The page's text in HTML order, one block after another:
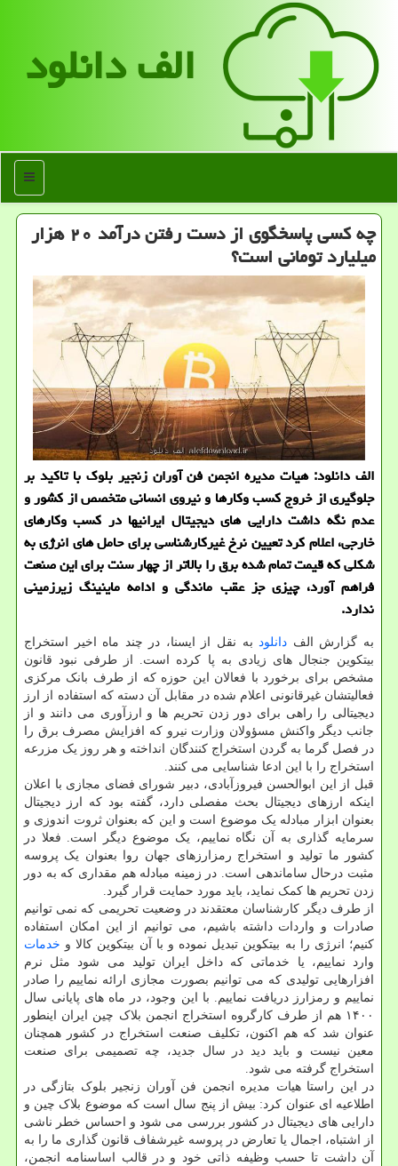
الف دانلود
منو
چه کسی پاسخگوی از دست رفتن درآمد ۲۰ هزار
میلیارد تومانی است؟
الف دانلود: هیات مدیره انجمن فن آوران زنجیر بلوک با تاکید بر
جلوگیری از خروج کسب وکارها و نیروی انسانی متخصص از کشور و
عدم نگه داشت دارایی های دیجیتال ایرانیها در کسب وکارهای
خارجی، اعلام کرد تعیین نرخ غیرکارشناسی برای حامل های انرژی به
شکلی که قیمت تمام شده برق را بالاتر از چهار سنت برای این صنعت
فراهم آورد، چیزی جز عقب ماندگی و ادامه ماینینگ زیرزمینی
ندارد.
به گزارش الف دانلودبه نقل از ایسنا، در چند ماه اخیر استخراج
بیتکوین جنجال های زیادی به پا کرده است. از طرفی نبود قانون
مشخص برای برخورد با فعالان این حوزه که از طرف بانک مرکزی
فعالیتشان غیرقانونی اعلام شده در مقابل آن دسته که استفاده از ارز
دیجیتالی را راهی برای دور زدن تحریم ها و ارزآوری می دانند و از
جانب دیگر واکنش مسؤولان وزارت نیرو که افزایش مصرف برق را
در فصل گرما به گردن استخراج کنندگان انداخته و هر روز یک مزرعه
استخراج را با این ادعا شناسایی می کنند.
قبل از این ابوالحسن فیروزآبادی، دبیر شورای فضای مجازی با اعلان
اینکه ارزهای دیجیتال بحث مفصلی دارد، گفته بود که ارز دیجیتال
بعنوان ابزار مبادله یک موضوع است و این که بعنوان ثروت اندوزی و
سرمایه گذاری به آن نگاه نماییم، یک موضوع دیگر است. فعلا در
کشور ما تولید و استخراج رمزارزهای جهان روا بعنوان یک پروسه
مثبت درحال ساماندهی است. در زمینه مبادله هم مقداری که به دور
زدن تحریم ها کمک نماید، باید مورد حمایت قرار گیرد.
از طرف دیگر کارشناسان معتقدند در وضعیت تحریمی که نمی توانیم
صادرات و واردات داشته باشیم، می توانیم از این امکان استفاده
کنیم؛ انرژی را به بیتکوین تبدیل نموده و با آن بیتکوین کالا و خدمات
وارد نماییم، یا خدماتی که داخل ایران تولید می شود مثل نرم
افزارهایی تولیدی که می توانیم بصورت مجازی ارائه نماییم را صادر
نماییم و رمزارز دریافت نماییم. با این وجود، در ماه های پایانی سال
۱۴۰۰ هم از طرف کارگروه استخراج انجمن بلاک چین ایران اینطور
عنوان شد که هم اکنون، تکلیف صنعت استخراج در کشور همچنان
معین نیست و باید دید در سال جدید، چه تصمیمی برای صنعت
استخراج گرفته می شود.
در این راستا هیات مدیره انجمن فن آوران زنجیر بلوک بتازگی در
اطلاعیه ای عنوان کرد: بیش از پنج سال است که موضوع بلاک چین و
دارایی های دیجیتال در کشور بررسی می شود و احساس خطر ناشی
از اشتباه، اجمال یا تعارض در پروسه غیرشفاف قانون گذاری ما را به
آن داشت تا حسب وظیفه ذاتی خود و در قالب اساسنامه انجمن،